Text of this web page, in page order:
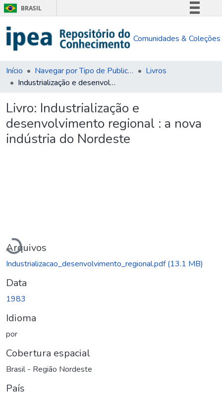
BRASIL
Comunica BR
Acesso à informação
Comunidades & Coleções
Início Navegar por Tipo de Publicação
Livros
Industrialização e desenvolvimento regional : a nova indústria do Nordeste
Livro: Industrialização e
desenvolvimento regional : a nova
indústria do Nordeste
Carregando...
Arquivos
Industrializacao_desenvolvimento_regional.pdf(13.1 MB)
Data
1983
Idioma
por
Cobertura espacial
Brasil - Região Nordeste
País